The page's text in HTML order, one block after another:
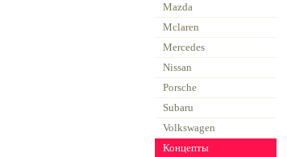
Mazda
Mclaren
Mercedes
Nissan
Porsche
Subaru
Volkswagen
Концепты